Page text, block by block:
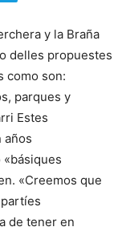
y la Braña
delles propuestes
como son:
parques y
Estes
años
«Creemos que
de tener en